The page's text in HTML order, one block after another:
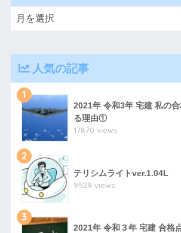
人気の記事
1
2021年 令和3年 宅建 私の
る理由①
17870 views
2
テリシムライトver.1.04L
9529 views
3
2021年 令和３年 宅建 合格